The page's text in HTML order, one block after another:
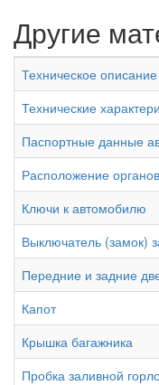
Другие
Техническое описание
Технические
Паспортные данные
Расположение
Ключи к автомобилю
Выключатель (замок)
Передние и задние
Капот
Крышка багажника
Пробка заливной